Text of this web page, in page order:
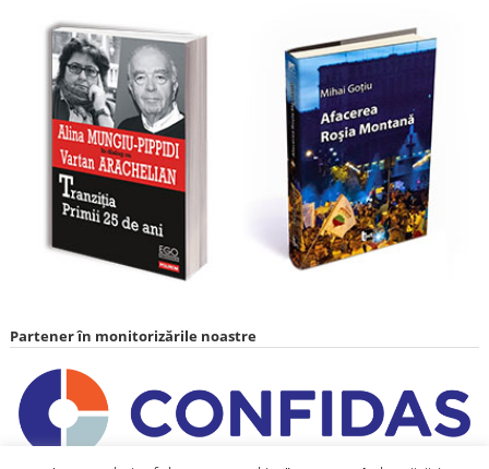
Partener în monitorizările noastre